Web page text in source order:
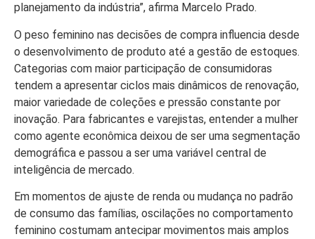
planejamento da indústria”, afirma Marcelo Prado.
O peso feminino nas decisões de compra influencia desde
o desenvolvimento de produto até a gestão de estoques.
Categorias com maior participação de consumidoras
tendem a apresentar ciclos mais dinâmicos de renovação,
maior variedade de coleções e pressão constante por
inovação. Para fabricantes e varejistas, entender a mulher
como agente econômica deixou de ser uma segmentação
demográfica e passou a ser uma variável central de
inteligência de mercado.
Em momentos de ajuste de renda ou mudança no padrão
de consumo das famílias, oscilações no comportamento
feminino costumam antecipar movimentos mais amplos